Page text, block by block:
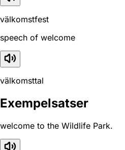
välkomstfest
speech of welcome
välkomsttal
Exempelsatser
welcome to the Wildlife Park.